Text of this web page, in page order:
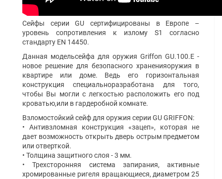
Сейфы серии GU сертифицированы в Европе –
уровень сопротивления к излому S1 согласно
стандарту EN 14450.
Данная модельсейфа для оружия Griffon GU.100.E -
новое решение для безопасного храненияоружия в
квартире или доме. Ведь его горизонтальная
конструкция специальноразработана для того,
чтобы Вы могли с легкостью расположить его под
кроватью,или в гардеробной комнате.
Взломостойкий сейф для оружия серии GU GRIFFON:
• Антивзломная конструкция «зацеп», которая не
дает возможность открыть дверь острым предметом
или отверткой.
• Толщина защитного слоя - 3 мм.
•Трехсторонняя система запирания, активные
хромированные ригеля вращающиеся, диаметром 25